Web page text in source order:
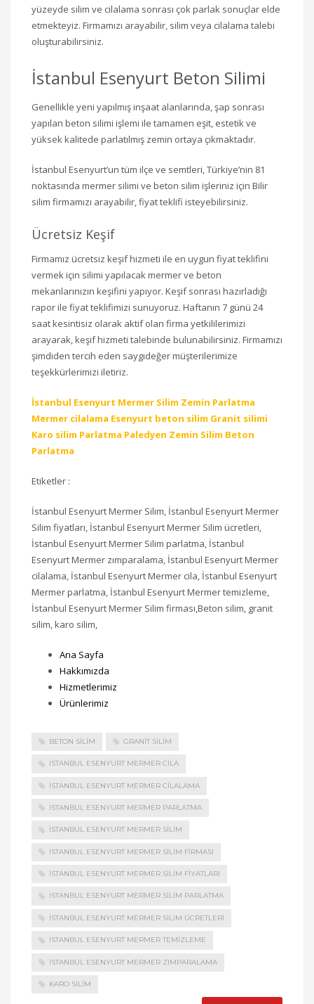
yüzeyde silim ve cilalama sonrası çok parlak sonuçlar elde
etmekteyiz. Firmamızı arayabilir, silim veya cilalama talebi
oluşturabilirsiniz.
İstanbul Esenyurt Beton Silimi
Genellikle yeni yapılmış inşaat alanlarında, şap sonrası
yapılan beton silimi işlemi ile tamamen eşit, estetik ve
yüksek kalitede parlatılmış zemin ortaya çıkmaktadır.
İstanbul Esenyurt’un tüm ilçe ve semtleri, Türkiye’nin 81
noktasında mermer silimi ve beton silim işleriniz için Bilir
silim firmamızı arayabilir, fiyat teklifi isteyebilirsiniz.
Ücretsiz Keşif
Firmamız ücretsiz keşif hizmeti ile en uygun fiyat teklifini
vermek için silimi yapılacak mermer ve beton
mekanlarınızın keşifini yapıyor. Keşif sonrası hazırladığı
rapor ile fiyat teklifimizi sunuyoruz. Haftanın 7 günü 24
saat kesintisiz olarak aktif olan firma yetkililerimizi
arayarak, keşif hizmeti talebinde bulunabilirsiniz. Firmamızı
şimdiden tercih eden saygıdeğer müşterilerimize
teşekkürlerimizi iletiriz.
İstanbul Esenyurt Mermer Silim Zemin Parlatma
Mermer cilalama Esenyurt beton silim Granit silimi
Karo silim Parlatma Paledyen Zemin Silim Beton
Parlatma
Etiketler :
İstanbul Esenyurt Mermer Silim, İstanbul Esenyurt Mermer
Silim fiyatları, İstanbul Esenyurt Mermer Silim ücretleri,
İstanbul Esenyurt Mermer Silim parlatma, İstanbul
Esenyurt Mermer zımparalama, İstanbul Esenyurt Mermer
cilalama, İstanbul Esenyurt Mermer cila, İstanbul Esenyurt
Mermer parlatma, İstanbul Esenyurt Mermer temizleme,
İstanbul Esenyurt Mermer Silim firması,Beton silim, granit
silim, karo silim,
Ana Sayfa
Hakkımızda
Hizmetlerimiz
Ürünlerimiz
BETON SILIM GRANIT SILIM
İSTANBUL ESENYURT MERMER CILA
İSTANBUL ESENYURT MERMER CILALAMA
İSTANBUL ESENYURT MERMER PARLATMA
İSTANBUL ESENYURT MERMER SILIM
İSTANBUL ESENYURT MERMER SILIM FIRMASI
İSTANBUL ESENYURT MERMER SILIM FIYATLARI
İSTANBUL ESENYURT MERMER SILIM PARLATMA
İSTANBUL ESENYURT MERMER SILIM ÜCRETLERI
İSTANBUL ESENYURT MERMER TEMIZLEME
İSTANBUL ESENYURT MERMER ZIMPARALAMA
KARO SILIM